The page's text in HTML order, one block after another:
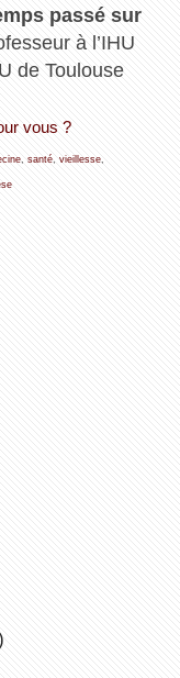
passé sur
à l’IHU
de Toulouse
vous ?
, santé, vieillesse,